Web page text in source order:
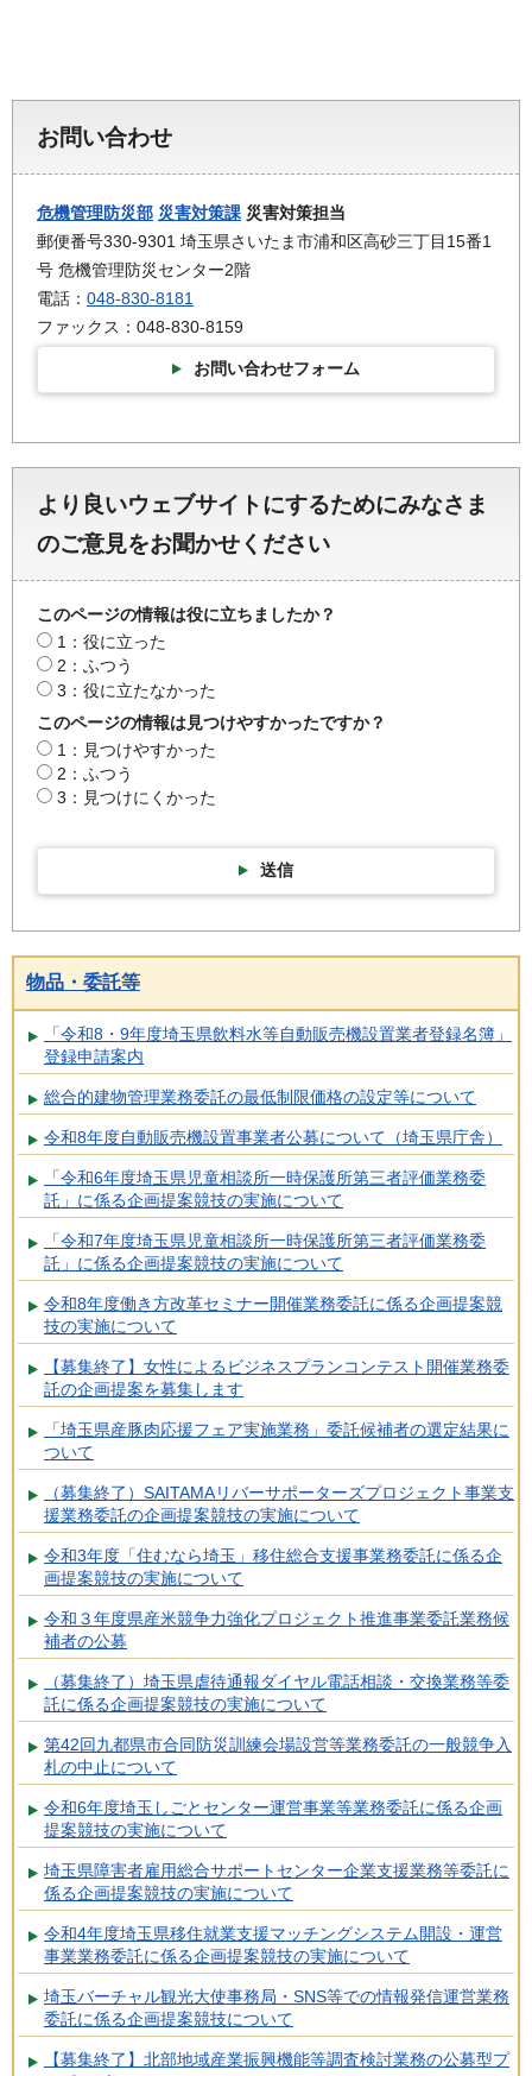
お問い合わせ
危機管理防災部 災害対策課 災害対策担当
郵便番号330-9301 埼玉県さいたま市浦和区高砂三丁目15番1
号 危機管理防災センター2階
電話： 048-830-8181
ファックス：048-830-8159
お問い合わせフォーム
より良いウェブサイトにするためにみなさま
のご意見をお聞かせください
このページの情報は役に立ちましたか？
1：役に立った
2：ふつう
3：役に立たなかった
このページの情報は見つけやすかったですか？
1：見つけやすかった
2：ふつう
3：見つけにくかった
送信
物品・委託等
「令和8・9年度埼玉県飲料水等自動販売機設置業者登録名簿」
登録申請案内
総合的建物管理業務委託の最低制限価格の設定等について
令和8年度自動販売機設置事業者公募について（埼玉県庁舎）
「令和6年度埼玉県児童相談所一時保護所第三者評価業務委
託」に係る企画提案競技の実施について
「令和7年度埼玉県児童相談所一時保護所第三者評価業務委
託」に係る企画提案競技の実施について
令和8年度働き方改革セミナー開催業務委託に係る企画提案競
技の実施について
【募集終了】女性によるビジネスプランコンテスト開催業務委
託の企画提案を募集します
「埼玉県産豚肉応援フェア実施業務」委託候補者の選定結果に
ついて
（募集終了）SAITAMAリバーサポーターズプロジェクト事業支
援業務委託の企画提案競技の実施について
令和3年度「住むなら埼玉」移住総合支援事業務委託に係る企
画提案競技の実施について
令和３年度県産米競争力強化プロジェクト推進事業委託業務候
補者の公募
（募集終了）埼玉県虐待通報ダイヤル電話相談・交換業務等委
託に係る企画提案競技の実施について
第42回九都県市合同防災訓練会場設営等業務委託の一般競争入
札の中止について
令和6年度埼玉しごとセンター運営事業等業務委託に係る企画
提案競技の実施について
埼玉県障害者雇用総合サポートセンター企業支援業務等委託に
係る企画提案競技の実施について
令和4年度埼玉県移住就業支援マッチングシステム開設・運営
事業業務委託に係る企画提案競技の実施について
埼玉バーチャル観光大使事務局・SNS等での情報発信運営業務
委託に係る企画提案競技について
【募集終了】北部地域産業振興機能等調査検討業務の公募型プ